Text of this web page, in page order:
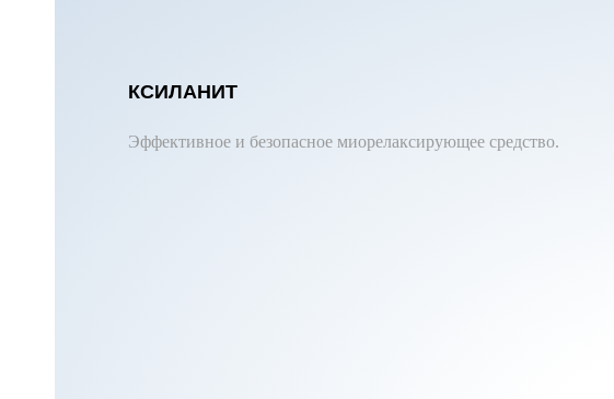
КСИЛАНИТ
Эффективное и безопасное миорелаксирующее средство.